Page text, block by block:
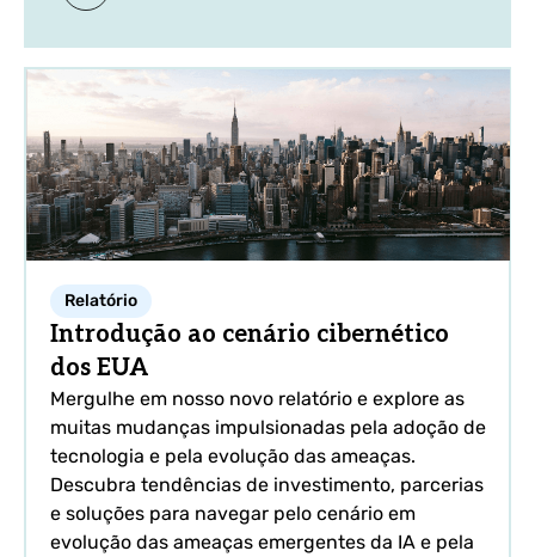
Relatório
Introdução ao cenário cibernético
dos EUA
Mergulhe em nosso novo relatório e explore as
muitas mudanças impulsionadas pela adoção de
tecnologia e pela evolução das ameaças.
Descubra tendências de investimento, parcerias
e soluções para navegar pelo cenário em
evolução das ameaças emergentes da IA e pela